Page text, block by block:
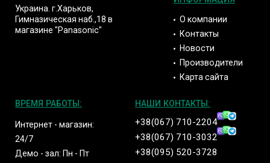
Украина. г.Харьков,
Гимназическая наб.,18 в
магазине "Panasonic"
О компании
Контакты
Новости
Производители
Карта сайта
ВРЕМЯ РАБОТЫ:
Интернет - магазин:
24/7
Демо - зал: Пн - Пт
НАШИ КОНТАКТЫ:
+38(067) 710-2204
+38(067) 710-3032
+38(095) 520-3728